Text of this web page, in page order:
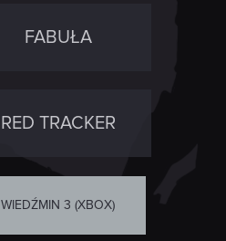
FABUŁA
RED TRACKER
WIEDŹMIN 3 (XBOX)